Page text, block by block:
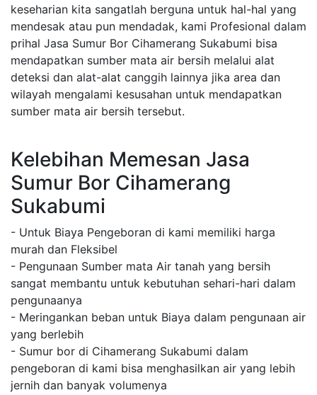
keseharian kita sangatlah berguna untuk hal-hal yang
mendesak atau pun mendadak, kami Profesional dalam
prihal Jasa Sumur Bor Cihamerang Sukabumi bisa
mendapatkan sumber mata air bersih melalui alat
deteksi dan alat-alat canggih lainnya jika area dan
wilayah mengalami kesusahan untuk mendapatkan
sumber mata air bersih tersebut.
Kelebihan Memesan Jasa
Sumur Bor Cihamerang
Sukabumi
- Untuk Biaya Pengeboran di kami memiliki harga
murah dan Fleksibel
- Pengunaan Sumber mata Air tanah yang bersih
sangat membantu untuk kebutuhan sehari-hari dalam
pengunaanya
- Meringankan beban untuk Biaya dalam pengunaan air
yang berlebih
- Sumur bor di Cihamerang Sukabumi dalam
pengeboran di kami bisa menghasilkan air yang lebih
jernih dan banyak volumenya